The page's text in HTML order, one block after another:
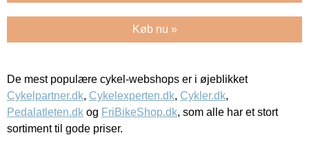
Køb nu »
De mest populære cykel-webshops er i øjeblikket
Cykelpartner.dk, Cykelexperten.dk, Cykler.dk,
Pedalatleten.dk og FriBikeShop.dk, som alle har et stort
sortiment til gode priser.